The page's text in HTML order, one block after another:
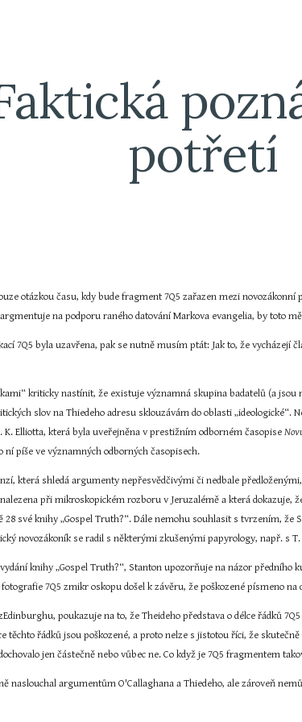
potřetí
otázkou času, kdy bude fragment 7Q5 zařazen mezi
na podporu raného datování Markova evangelia, by toto
7Q5 byla uzavřena, pak se nutně musím ptát: Jak to, že vycházejí
kriticky nastínit, že existuje významná skupina badatelů (a jsou
slov na Thiedeho adresu sklouzávám do oblasti „ideologické“.
K. Elliotta, která byla uveřejněna v prestižním odborném časopise
píše ve významných odborných časopisech.
která shledá argumenty nepřesvědčivými či nedbale
při mikroskopickém rozboru v Jeruzalémě a která dokazuje,
své knihy „Gospel Truth?“. Dále nemohu souhlasit s tvrzením,
novozákoník se radil s některými zkušenými papyrology, např. s T.
knihy „Gospel Truth?“, Stanton upozorňuje na názor
7Q5 zmikr oskopu došel k závěru, že poškozené písmeno
poukazuje na to, že Theideho představa o délce řádků
těchto řádků jsou poškozené, a proto nelze s jistotou říci, že
jen částečně nebo vůbec ne. Co když je 7Q5 fragmentem
naslouchal argumentům O'Callaghana a Thiedeho, ale zároveň